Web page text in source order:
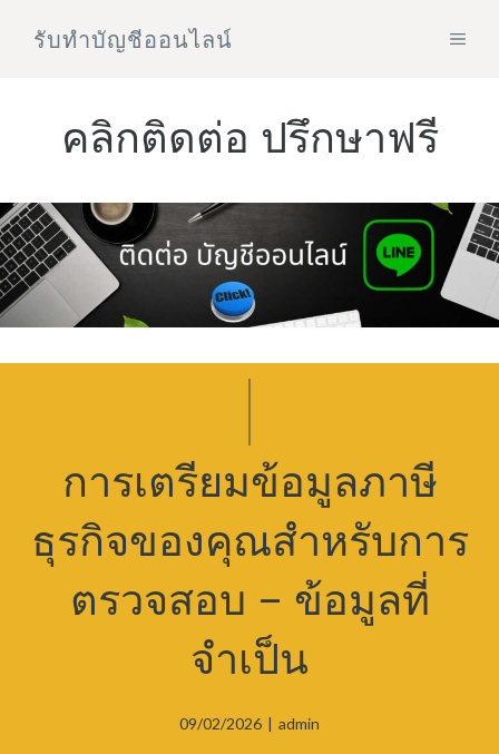
รับทําบัญชีออนไลน์
คลิกติดต่อ ปรึกษาฟรี
การเตรียมข้อมูลภาษี
ธุรกิจของคุณสำหรับการ
ตรวจสอบ – ข้อมูลที่
จำเป็น
09/02/2026 | admin